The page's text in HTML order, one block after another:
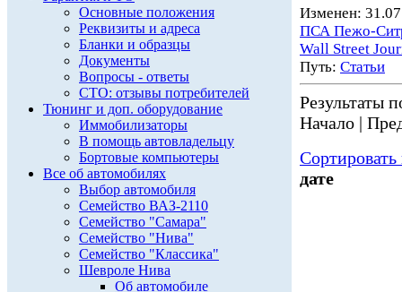
Основные положения
Реквизиты и адреса
Бланки и образцы
Документы
Вопросы - ответы
СТО: отзывы потребителей
Тюнинг и доп. оборудование
Иммобилизаторы
В помощь автовладельцу
Бортовые компьютеры
Все об автомобилях
Выбор автомобиля
Семейство ВАЗ-2110
Семейство "Самара"
Семейство "Нива"
Семейство "Классика"
Шевроле Нива
Об автомобиле
Изменен:
ПСА Пежо-
Wall Street
Путь: Статьи
Результаты
Начало |
дате